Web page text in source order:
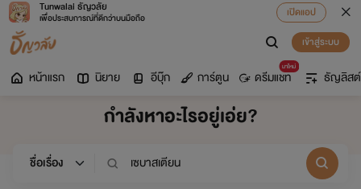
Tunwalai ธัญวลัย
เพื่อประสบการณ์ที่ดีกว่าบนมือถือ
เปิดแอป
เข้าสู่ระบบ
หน้าแรก นิยาย อีบุ๊ก การ์ตูน
มาใหม่
ดรีมแชท ธัญลิสต์
กำลังหาอะไรอยู่เอ่ย?